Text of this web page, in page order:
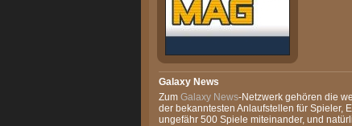
Galaxy News
Zum Galaxy News-Netzwerk gehören die
der bekanntesten Anlaufstellen für Spieler,
ungefähr 500 Spiele miteinander, und